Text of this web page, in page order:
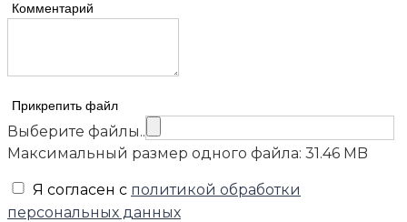
Комментарий
Прикрепить файл
Выберите файлы..
Максимальный размер одного файла: 31.46 MB
Я согласен с политикой обработки
персональных данных